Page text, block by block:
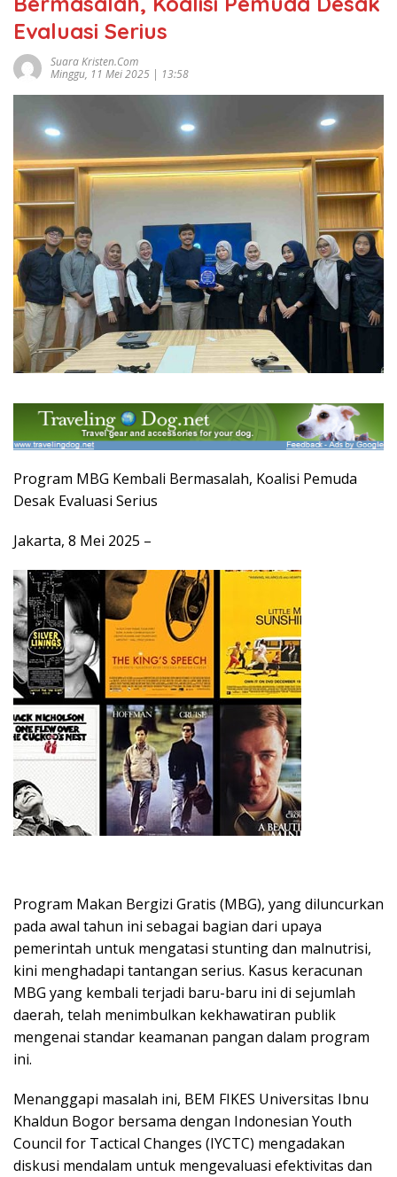
Evaluasi Serius
Suara Kristen.com
Minggu, 11 Mei 2025 | 13:58
Program MBG Kembali Bermasalah, Koalisi Pemuda
Desak Evaluasi Serius
Jakarta, 8 Mei 2025 –
Program Makan Bergizi Gratis (MBG), yang diluncurkan
pada awal tahun ini sebagai bagian dari upaya
pemerintah untuk mengatasi stunting dan malnutrisi,
kini menghadapi tantangan serius. Kasus keracunan
MBG yang kembali terjadi baru-baru ini di sejumlah
daerah, telah menimbulkan kekhawatiran publik
mengenai standar keamanan pangan dalam program
ini.
Menanggapi masalah ini, BEM FIKES Universitas Ibnu
Khaldun Bogor bersama dengan Indonesian Youth
Council for Tactical Changes (IYCTC) mengadakan
diskusi mendalam untuk mengevaluasi efektivitas dan